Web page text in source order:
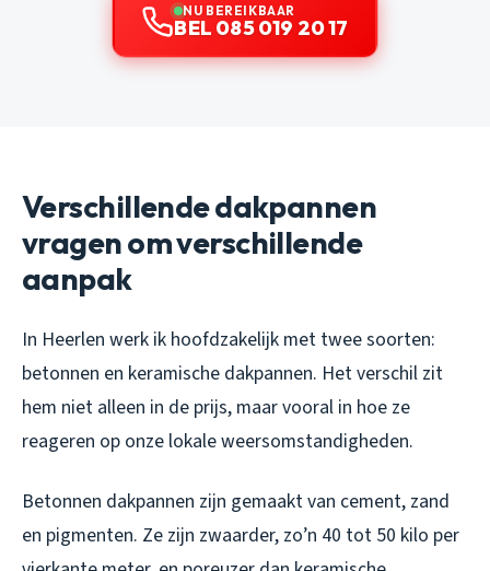
NU BEREIKBAAR
BEL 085 019 20 17
Verschillende dakpannen
vragen om verschillende
aanpak
In Heerlen werk ik hoofdzakelijk met twee soorten:
betonnen en keramische dakpannen. Het verschil zit
hem niet alleen in de prijs, maar vooral in hoe ze
reageren op onze lokale weersomstandigheden.
Betonnen dakpannen zijn gemaakt van cement, zand
en pigmenten. Ze zijn zwaarder, zo’n 40 tot 50 kilo per